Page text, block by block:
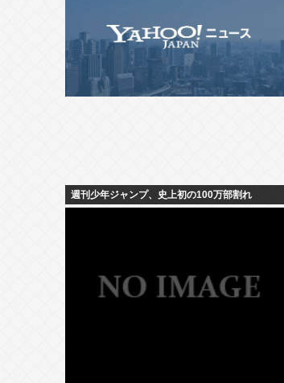
週刊少年ジャンプ、史上初の100万部割れ